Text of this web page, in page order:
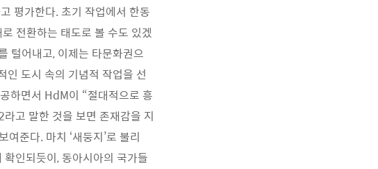
평가한다. 초기 작업에서 한동
전환하는 태도로 볼 수도 있겠
털어내고, 이제는 타문화권으
인 도시 속의 기념적 작업을 선
하면서 HdM이 “절대적으로 흥
고 말한 것을 보면 존재감을 지
준다. 마치 ‘새둥지’로 불리
인되듯이, 동아시아의 국가들